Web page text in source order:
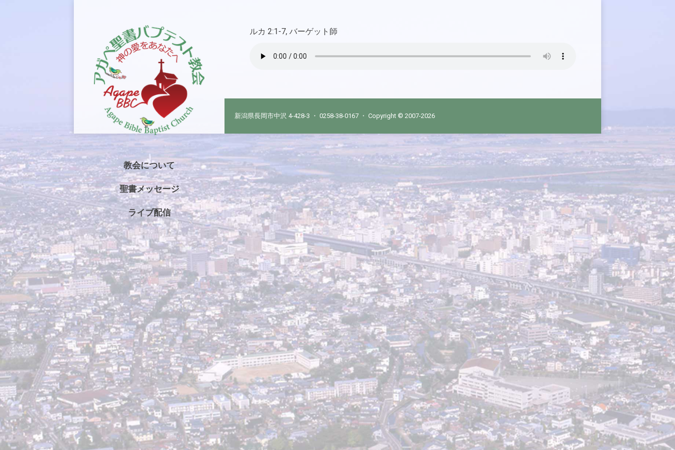
教会について
聖書メッセージ
ライブ配信
ルカ 2:1-7, バーゲット師
新潟県長岡市中沢 4-428-3 ・ 0258-38-0167 ・ Copyright © 2007-2026